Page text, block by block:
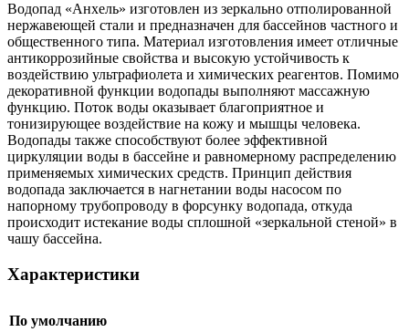
Водопад «Анхель» изготовлен из зеркально отполированной
нержавеющей стали и предназначен для бассейнов частного и
общественного типа. Материал изготовления имеет отличные
антикоррозийные свойства и высокую устойчивость к
воздействию ультрафиолета и химических реагентов. Помимо
декоративной функции водопады выполняют массажную
функцию. Поток воды оказывает благоприятное и
тонизирующее воздействие на кожу и мышцы человека.
Водопады также способствуют более эффективной
циркуляции воды в бассейне и равномерному распределению
применяемых химических средств. Принцип действия
водопада заключается в нагнетании воды насосом по
напорному трубопроводу в форсунку водопада, откуда
происходит истекание воды сплошной «зеркальной стеной» в
чашу бассейна.
Характеристики
По умолчанию